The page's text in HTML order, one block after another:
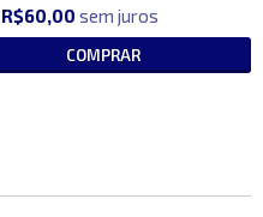
R$60,00 sem juros
COMPRAR